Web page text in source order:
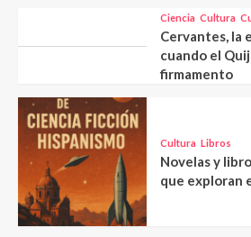
Ciencia Cultura
Cervantes, la
cuando el
firmamento
Cultura Libros
Novelas y
que exploran